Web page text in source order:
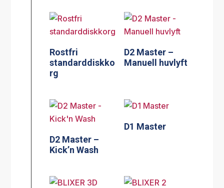
Rostfri
standarddiskko
rg
D2 Master –
Manuell huvlyft
D2 Master –
Kick’n Wash
D1 Master